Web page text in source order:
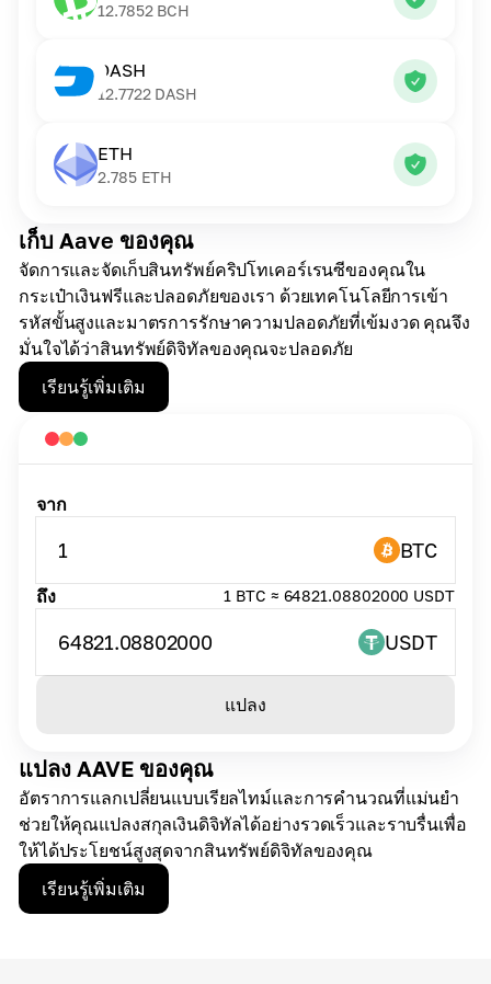
เก็บ Aave ของคุณ
จัดการและจัดเก็บสินทรัพย์คริปโทเคอร์เรนซีของคุณใน
กระเป๋าเงินฟรีและปลอดภัยของเรา ด้วยเทคโนโลยีการเข้า
รหัสขั้นสูงและมาตรการรักษาความปลอดภัยที่เข้มงวด คุณจึง
มั่นใจได้ว่าสินทรัพย์ดิจิทัลของคุณจะปลอดภัย
เรียนรู้เพิ่มเติม
12.7852 BCH
DASH
12.7722 DASH
ETH
2.785 ETH
แปลง AAVE ของคุณ
อัตราการแลกเปลี่ยนแบบเรียลไทม์และการคำนวณที่แม่นยำ
ช่วยให้คุณแปลงสกุลเงินดิจิทัลได้อย่างรวดเร็วและราบรื่นเพื่อ
ให้ได้ประโยชน์สูงสุดจากสินทรัพย์ดิจิทัลของคุณ
เรียนรู้เพิ่มเติม
จาก
1 BTC
ถึง 1 BTC ≈ 64821.08802000 USDT
64821.08802000 USDT
แปลง